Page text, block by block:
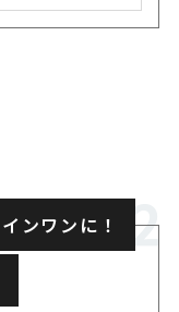
ンワンに！